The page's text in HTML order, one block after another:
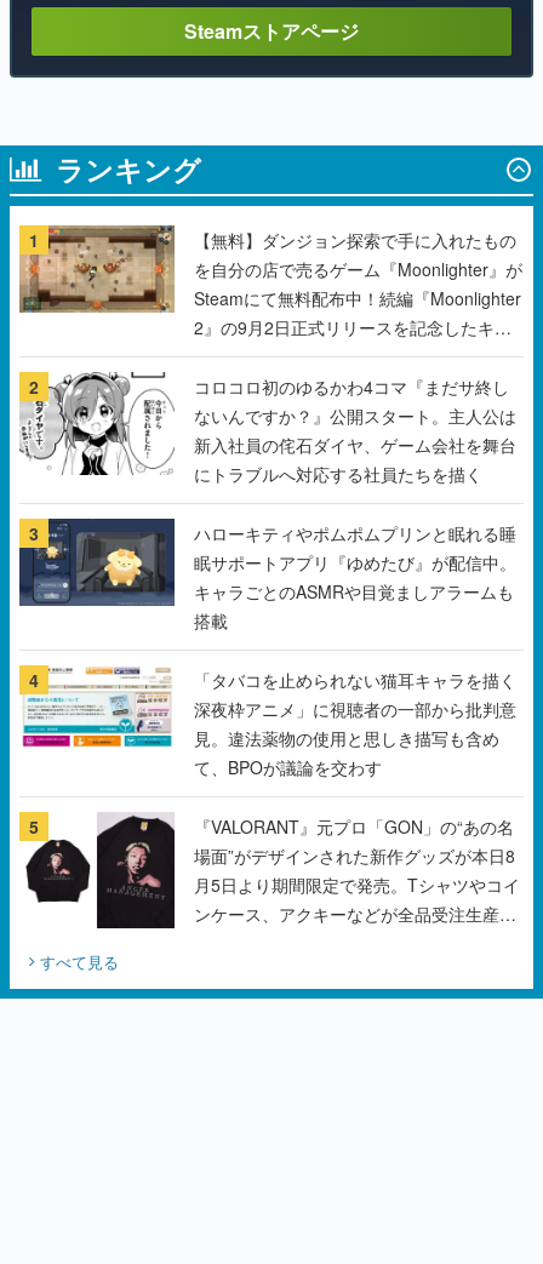
Steamストアページ
ランキング
1
【無料】ダンジョン探索で手に入れたもの
を自分の店で売るゲーム『Moonlighter』が
Steamにて無料配布中！続編『Moonlighter
2』の9月2日正式リリースを記念したキャ
ンペーン
2
コロコロ初のゆるかわ4コマ『まだサ終し
ないんですか？』公開スタート。主人公は
新入社員の侘石ダイヤ、ゲーム会社を舞台
にトラブルへ対応する社員たちを描く
3
ハローキティやポムポムプリンと眠れる睡
眠サポートアプリ『ゆめたび』が配信中。
キャラごとのASMRや目覚ましアラームも
搭載
4
「タバコを止められない猫耳キャラを描く
深夜枠アニメ」に視聴者の一部から批判意
見。違法薬物の使用と思しき描写も含め
て、BPOが議論を交わす
5
『VALORANT』元プロ「GON」の“あの名
場面”がデザインされた新作グッズが本日8
月5日より期間限定で発売。Tシャツやコイ
ンケース、アクキーなどが全品受注生産で
すべて見る